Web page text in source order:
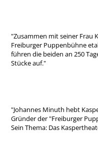
"Zusammen mit seiner Frau
Freiburger Puppenbühne
führen die beiden an 250
Stücke auf."
"Johannes Minuth hebt
Gründer der "Freiburger
Sein Thema: Das